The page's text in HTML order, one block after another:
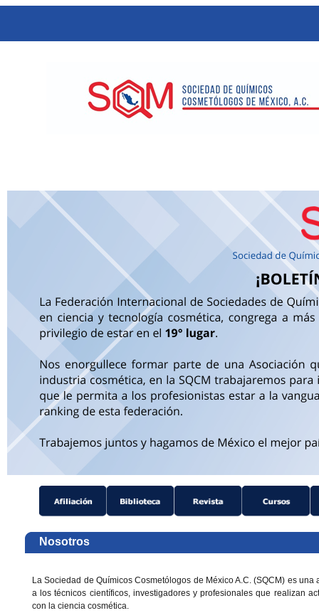
Nosotros
La Sociedad de Químicos Cosmetólogos de México A.C. (SQCM) es
a los técnicos científicos, investigadores y profesionales que realizan
con la ciencia cosmética.